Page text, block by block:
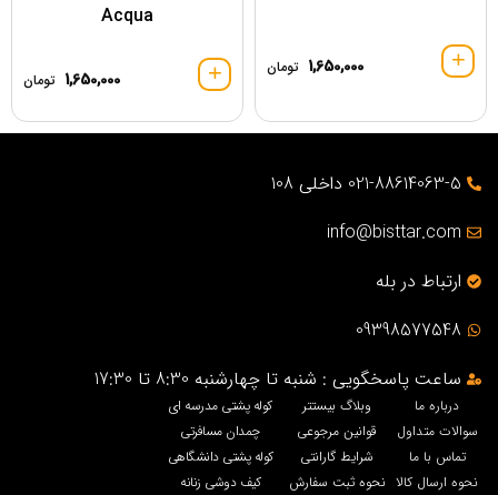
1,650,000 تومان
Acqua
1,650,000 تومان
021-88614063-5 داخلی 108
info@bisttar.com
ارتباط در بله
09398577548
ساعت پاسخگویی : شنبه تا چهارشنبه 8:30 تا 17:30
درباره ما
سوالات متداول
تماس با ما
نحوه ارسال کالا
وبلاگ بیستتر
قوانین مرجوعی
شرایط گارانتی
نحوه ثبت سفارش
کوله پشتی مدرسه ای
چمدان مسافرتی
کوله پشتی دانشگاهی
کیف دوشی زنانه